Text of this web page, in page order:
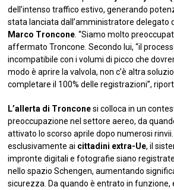
dell’intenso traffico estivo, generando
stata lanciata dall’amministratore delegato
Marco Troncone . “Siamo molto
affermato Troncone. Secondo lui, “il
incompatibile con i volumi di picco che
modo è aprire la valvola, non c’è altra
completare il 100% delle registrazioni”,
L’allerta di Tronconesi colloca in un
preoccupazione nel settore aereo, da
attivato lo scorso aprile dopo numerosi
esclusivamente ai cittadini extra-Ue, il
impronte digitali e fotografie siano
nello spazio Schengen, aumentando
sicurezza. Da quando è entrato in funzione,